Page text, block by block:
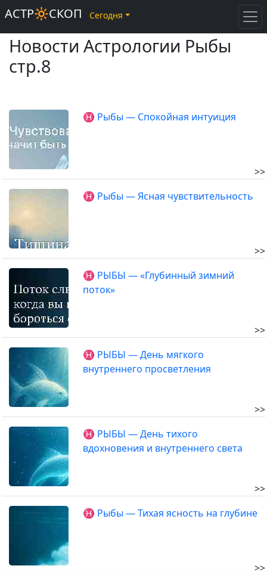
Новости Астрологии Рыбы
стр.8
♓ Рыбы — Спокойная интуиция
>>
♓ Рыбы — Ясная чувствительность
>>
♓ РЫБЫ — «Глубинный зимний
поток»
>>
♓ РЫБЫ — День мягкого
внутреннего просветления
>>
♓ РЫБЫ — День тихого
вдохновения и внутреннего света
>>
♓ Рыбы — Тихая ясность на глубине
>>
АСТР🔆СКОП Сегодня